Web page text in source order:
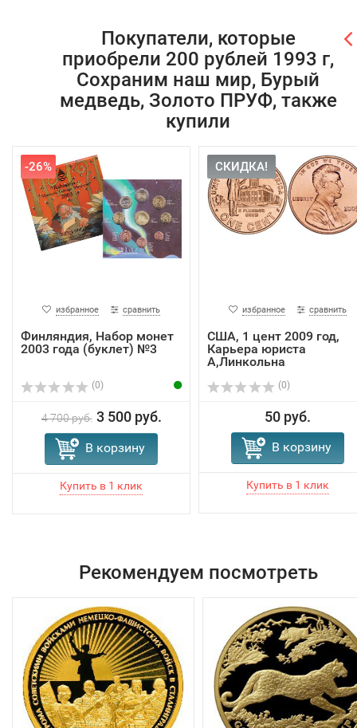
Покупатели, которые
приобрели 200 рублей 1993 г,
Сохраним наш мир, Бурый
медведь, Золото ПРУФ, также
купили
-26%
избранное сравнить
Финляндия, Набор монет
2003 года (буклет) №3
(0)
4 700 руб. 3 500 руб.
В корзину
СКИДКА!
избранное сравнить
США, 1 цент 2009 год,
Карьера юриста
А,Линкольна
(0)
50 руб.
В корзину
Рекомендуем посмотреть